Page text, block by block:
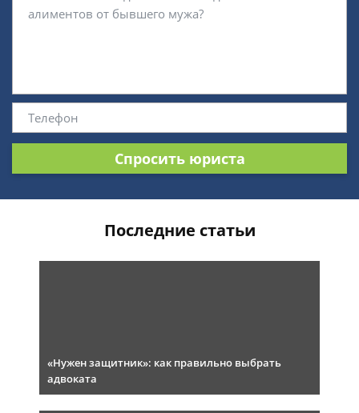
Спросить юриста
Последние статьи
«Нужен защитник»: как правильно выбрать
адвоката